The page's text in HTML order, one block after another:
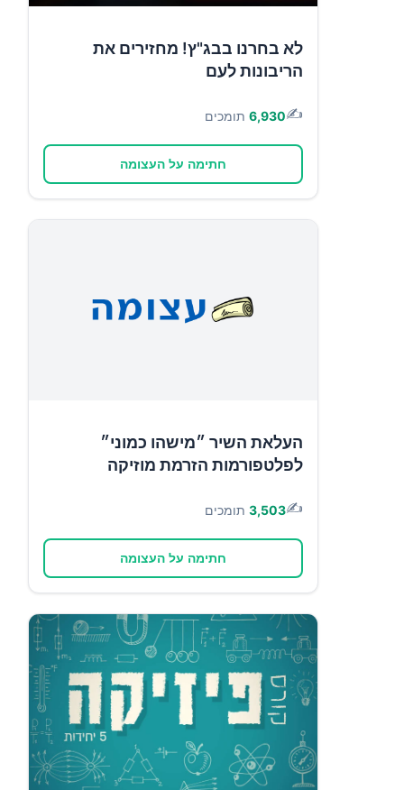
לא בחרנו בבג"ץ! מחזירים את
הריבונות לעם
✍️
6,930 תומכים
חתימה על העצומה
העלאת השיר ״מישהו כמוני״
לפלטפורמות הזרמת מוזיקה
✍️
3,503 תומכים
חתימה על העצומה